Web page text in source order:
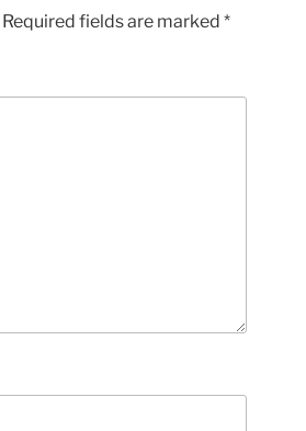
Required fields are marked *